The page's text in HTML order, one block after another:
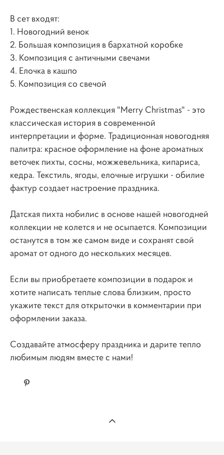
В сет входят:
1. Новогодний венок
2. Большая композиция в бархатной коробке
3. Композиция с античными свечами
4. Елочка в кашпо
5. Композиция со свечой
Рождественская коллекция "Merry Christmas" - это
классическая история в современной
интерпретации и форме. Традиционная новогодняя
палитра: красное оформление на фоне ароматных
веточек пихты, сосны, можжевельника, кипариса,
кедра. Текстиль, ягоды, елочные игрушки - обилие
фактур создает настроение праздника.
Датская пихта нобилис в основе нашей новогодней
коллекции не колется и не осыпается. Композиции
останутся в том же самом виде и сохранят свой
аромат от одного до нескольких месяцев.
Если вы приобретаете композиции в подарок и
хотите написать теплые слова близким, просто
укажите текст для открыточки в комментарии при
оформлении заказа.
Создавайте атмосферу праздника и дарите тепло
любимым людям вместе с нами!